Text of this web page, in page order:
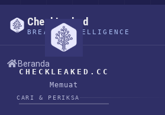
CHECKLEAKED.CC
Memuat
CheckLeaked
BREACH INTELLIGENCE
Beranda
CARI & PERIKSA